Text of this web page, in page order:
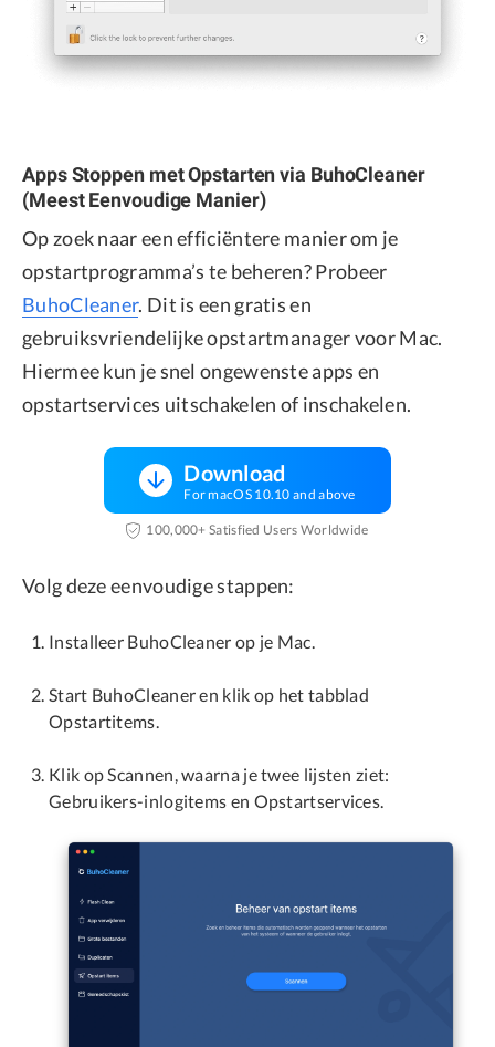
Apps Stoppen met Opstarten via BuhoCleaner
(Meest Eenvoudige Manier)
Op zoek naar een efficiëntere manier om je
opstartprogramma’s te beheren? Probeer
BuhoCleaner. Dit is een gratis en
gebruiksvriendelijke opstartmanager voor Mac.
Hiermee kun je snel ongewenste apps en
opstartservices uitschakelen of inschakelen.
Download
For macOS 10.10 and above
100,000+ Satisfied Users Worldwide
Volg deze eenvoudige stappen:
Installeer BuhoCleaner op je Mac.
Start BuhoCleaner en klik op het tabblad
Opstartitems.
Klik op Scannen, waarna je twee lijsten ziet:
Gebruikers-inlogitems en Opstartservices.